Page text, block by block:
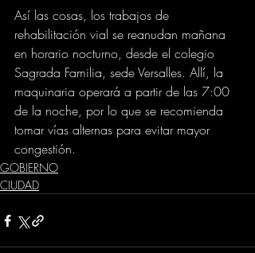
Así las cosas, los trabajos de
rehabilitación vial se reanudan mañana
en horario nocturno, desde el colegio
Sagrada Familia, sede Versalles. Allí, la
maquinaria operará a partir de las 7:00
de la noche, por lo que se recomienda
tomar vías alternas para evitar mayor
congestión.
GOBIERNO
CIUDAD